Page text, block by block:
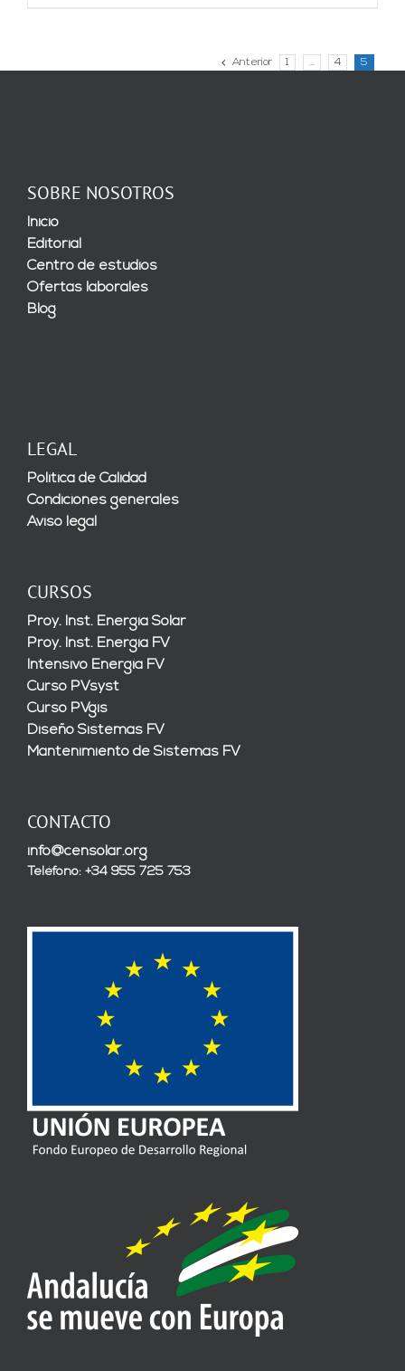
Anterior 1 … 4 5
SOBRE NOSOTROS
Inicio
Editorial
Centro de estudios
Ofertas laborales
Blog
LEGAL
Política de Calidad
Condiciones generales
Aviso legal
CURSOS
Proy. Inst. Energía Solar
Proy. Inst. Energía FV
Intensivo Energía FV
Curso PVsyst
Curso PVgis
Diseño Sistemas FV
Mantenimiento de Sistemas FV
CONTACTO
info@censolar.org
Teléfono: +34 955 725 753